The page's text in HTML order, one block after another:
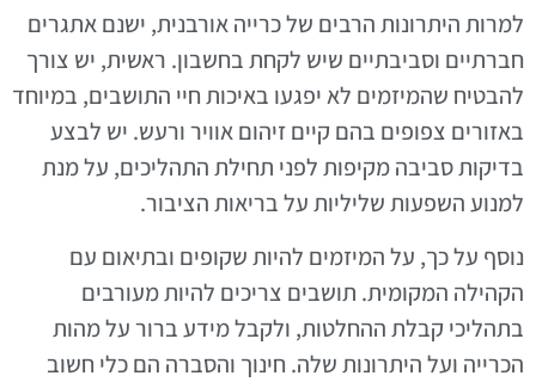
למרות היתרונות הרבים של כרייה אורבנית, ישנם אתגרים
חברתיים וסביבתיים שיש לקחת בחשבון. ראשית, יש צורך
להבטיח שהמיזמים לא יפגעו באיכות חיי התושבים, במיוחד
באזורים צפופים בהם קיים זיהום אוויר ורעש. יש לבצע
בדיקות סביבה מקיפות לפני תחילת התהליכים, על מנת
למנוע השפעות שליליות על בריאות הציבור.
נוסף על כך, על המיזמים להיות שקופים ובתיאום עם
הקהילה המקומית. תושבים צריכים להיות מעורבים
בתהליכי קבלת ההחלטות, ולקבל מידע ברור על מהות
הכרייה ועל היתרונות שלה. חינוך והסברה הם כלי חשוב